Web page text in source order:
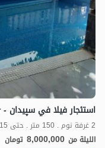
استئجار فيلا في سپیدان - Homashahr
2 غرفة نوم . 150 متر . حتى 15 ضيف
الليلة من 8,000,000 تومان